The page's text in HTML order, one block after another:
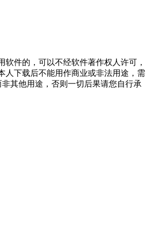
件的，可以不经软件著作权人许可，
人下载后不能用作商业或非法用途，需
其他用途，否则一切后果请您自行承